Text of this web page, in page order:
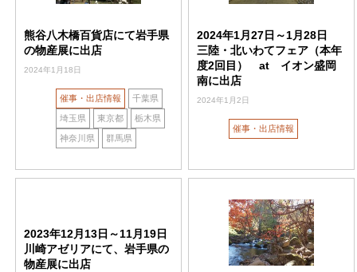
熊谷八木橋百貨店にて岩手県
の物産展に出店
2024年1月18日
催事・出店情報 千葉県
埼玉県 東京都 栃木県
神奈川県 群馬県
2024年1月27日～1月28日
三陸・北いわてフェア（本年
度2回目） at イオン盛岡
南に出店
2024年1月2日
催事・出店情報
2023年12月13日～11月19日
川崎アゼリアにて、岩手県の
物産展に出店